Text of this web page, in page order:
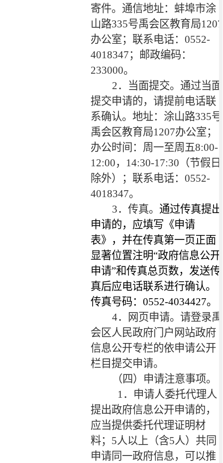
寄件。通信地址：蚌埠市涂
山路335号禹会区教育局1207
办公室；联系电话： 0552-
4018347；邮政编码：
233000。
2．当面提交。通过当面
提交申请的，请提前电话联
系确认。地址：涂山路335号
禹会区教育局1207办公室；
办公时间：周一至周五8:00-
12:00， 14:30-17:30 （节假日
除外）；联系电话： 0552-
4018347。
3．传真。 通过传真提出
申请的，应填写《申请
表》，并在传真第一页正面
显著位置注明“政府信息公开
申请”和传真总页数，发送传
真后应电话联系进行确认。
传真号码：0552-4034427。
4．网页申请。请登录禹
会区人民政府门户网站政府
信息公开专栏的依申请公开
栏目提交申请。
（四）申请注意事项。
1．申请人委托代理人
提出政府信息公开申请的，
应当提供委托代理证明材
料； 5人以上（含5人）共同
申请同一政府信息，可以推